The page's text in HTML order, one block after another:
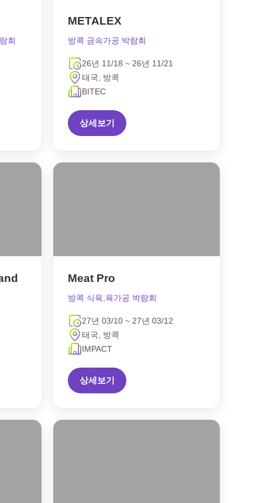
회
METALEX
방콕 금속가공 박람회
26년 11/18 ~ 26년 11/21
태국, 방콕
BITEC
상세보기
Meat Pro
방콕 식육,육가공 박람회
27년 03/10 ~ 27년 03/12
태국, 방콕
IMPACT
상세보기